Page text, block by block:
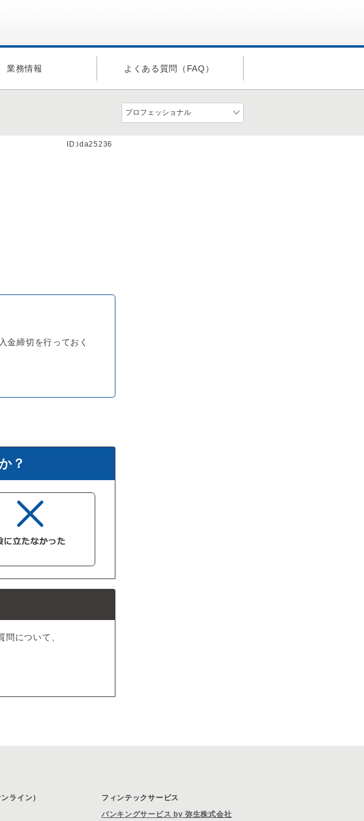
業務情報 よくある質問（FAQ）
ID:ida25236
金締切を行っておく
？
について、
ライン）
フィンテックサービス
バンキングサービス by 弥生株式会社